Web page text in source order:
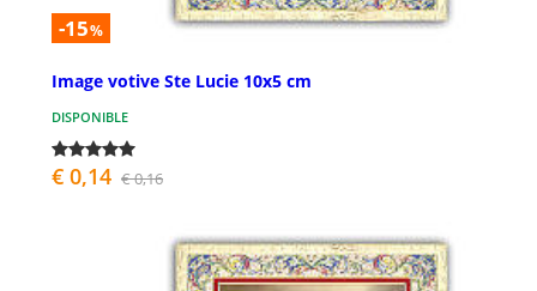
-15%
Image votive Ste Lucie 10x5 cm
DISPONIBLE
€ 0,14 € 0,16